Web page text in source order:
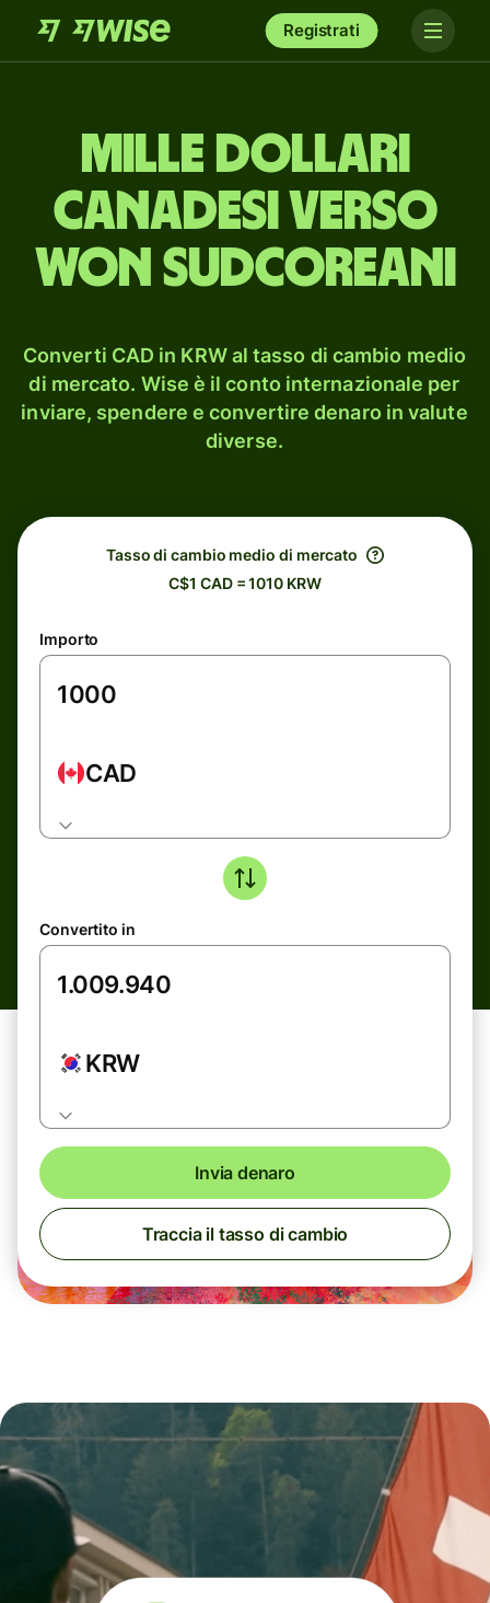
Registrati
mille dollari
canadesi verso
won sudcoreani
Converti CAD in KRW al tasso di cambio medio
di mercato. Wise è il conto internazionale per
inviare, spendere e convertire denaro in valute
diverse.
Tasso di cambio medio di mercato
C$1 CAD = 1010 KRW
Importo
CAD
Convertito in
KRW
Invia denaro
Traccia il tasso di cambio